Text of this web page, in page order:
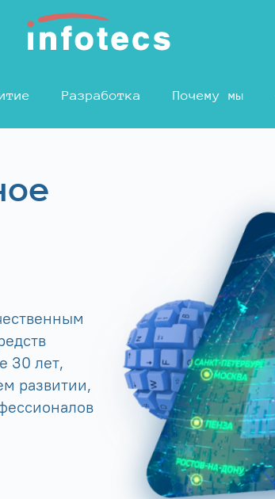
Разработка Почему мы
30 лет,
развитии,